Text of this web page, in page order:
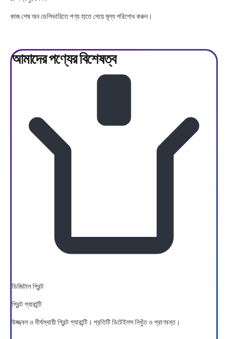
কাজ শেষ অন ডেলিভারিতে পণ্য হাতে পেয়ে মূল্য পরিশোধ করুন।
আমাদের পণ্যেরবিশেষত্ব
ডিজিটাল প্রিন্ট
প্রিন্ট গ্যারান্টি
উজ্জ্বল ও দীর্ঘস্থায়ী প্রিন্ট গ্যারান্টি। প্রতিটি ডিটেইলস নিখুঁত ও প্রাণবন্ত।